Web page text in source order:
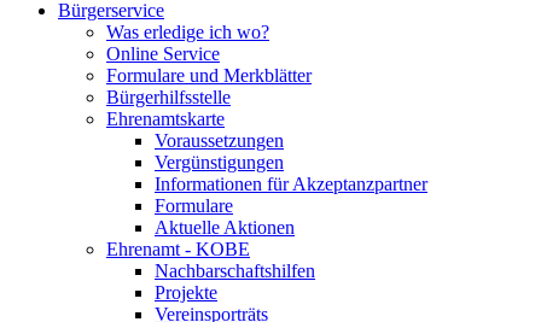
Bürgerservice
Was erledige ich wo?
Online Service
Formulare und Merkblätter
Bürgerhilfsstelle
Ehrenamtskarte
Voraussetzungen
Vergünstigungen
Informationen für Akzeptanzpartner
Formulare
Aktuelle Aktionen
Ehrenamt - KOBE
Nachbarschaftshilfen
Projekte
Vereinsporträts